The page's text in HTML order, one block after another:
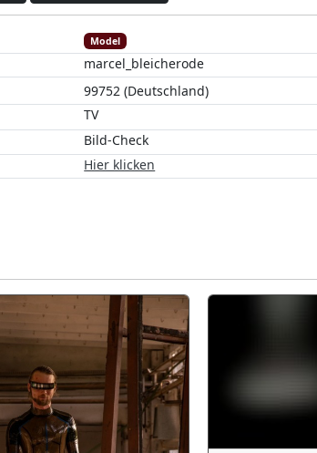
Model
marcel_bleicherode
99752 (Deutschland)
TV
Bild-Check
Hier klicken